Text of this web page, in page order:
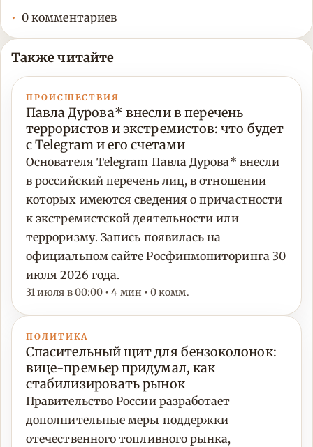
0 комментариев
Также читайте
ПРОИСШЕСТВИЯ
Павла Дурова* внесли в перечень
террористов и экстремистов: что будет
с Telegram и его счетами
Основателя Telegram Павла Дурова* внесли
в российский перечень лиц, в отношении
которых имеются сведения о причастности
к экстремистской деятельности или
терроризму. Запись появилась на
официальном сайте Росфинмониторинга 30
июля 2026 года.
31 июля в 00:00 • 4 мин • 0 комм.
ПОЛИТИКА
Спасительный щит для бензоколонок:
вице-премьер придумал, как
стабилизировать рынок
Правительство России разработает
дополнительные меры поддержки
отечественного топливного рынка,